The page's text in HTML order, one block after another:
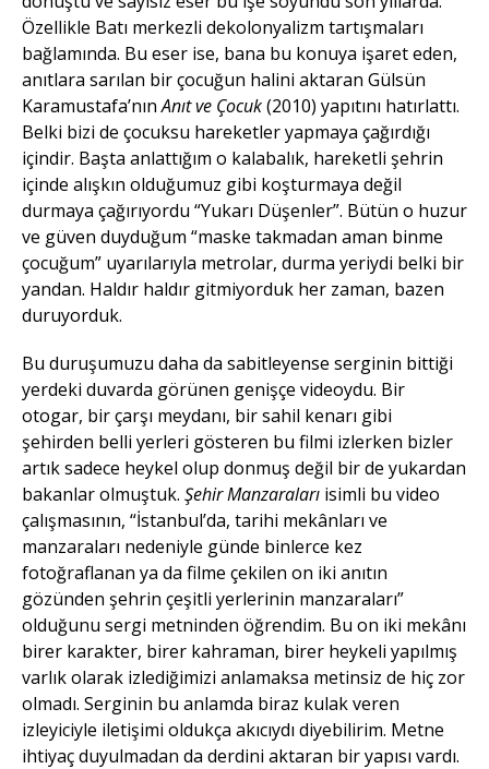
Özellikle Batı merkezli dekolonyalizm tartışmaları
bağlamında. Bu eser ise, bana bu konuya işaret eden,
anıtlara sarılan bir çocuğun halini aktaran Gülsün
Karamustafa’nınAnıt ve Çocuk(2010) yapıtını hatırlattı.
Belki bizi de çocuksu hareketler yapmaya çağırdığı
içindir. Başta anlattığım o kalabalık, hareketli şehrin
içinde alışkın olduğumuz gibi koşturmaya değil
durmaya çağırıyordu “Yukarı Düşenler”. Bütün o huzur
ve güven duyduğum “maske takmadan aman binme
çocuğum” uyarılarıyla metrolar, durma yeriydi belki bir
yandan. Haldır haldır gitmiyorduk her zaman, bazen
duruyorduk.
Bu duruşumuzu daha da sabitleyense serginin bittiği
yerdeki duvarda görünen genişçe videoydu. Bir
otogar, bir çarşı meydanı, bir sahil kenarı gibi
şehirden belli yerleri gösteren bu filmi izlerken bizler
artık sadece heykel olup donmuş değil bir de yukardan
bakanlar olmuştuk. Şehir Manzaraları isimli bu video
çalışmasının, “İstanbul’da, tarihi mekânları ve
manzaraları nedeniyle günde binlerce kez
fotoğraflanan ya da filme çekilen on iki anıtın
gözünden şehrin çeşitli yerlerinin manzaraları”
olduğunu sergi metninden öğrendim. Bu on iki mekânı
birer karakter, birer kahraman, birer heykeli yapılmış
varlık olarak izlediğimizi anlamaksa metinsiz de hiç zor
olmadı. Serginin bu anlamda biraz kulak veren
izleyiciyle iletişimi oldukça akıcıydı diyebilirim. Metne
ihtiyaç duyulmadan da derdini aktaran bir yapısı vardı.